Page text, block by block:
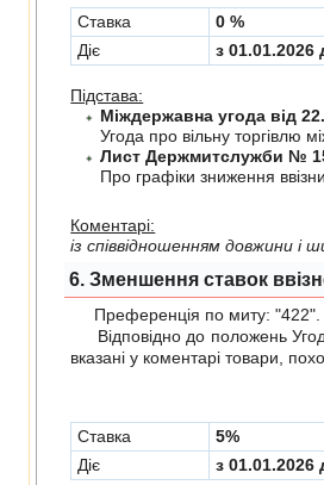
Cтавка
0 %
Діє
з 01.01.2026
Підстава:
Міждержавна
Угода про вiльну торгiвлю
Лист Держмитслужби №
Про графiки зниження
Коментарі:
із співвідношенням довжини і
6. Зменшення ставок
Преференція по миту:"422"
Відповідно до положень
вказані у коментарі товари,
Cтавка
5%
Діє
з 01.01.2026